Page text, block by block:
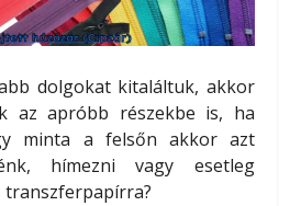
dolgokat kitaláltuk, akkor
az apróbb részekbe is, ha
minta a felsőn akkor azt
hímezni vagy esetleg
transzferpapírra?